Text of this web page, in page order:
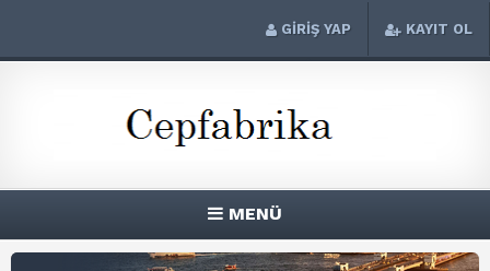
GİRİŞ YAP KAYIT OL
MENÜ